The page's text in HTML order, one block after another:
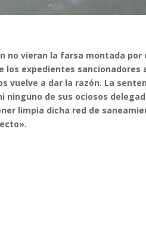
no vieran la farsa montada por
los expedientes sancionadores
vuelve a dar la razón. La
ninguno de sus ociosos
limpia dicha red de